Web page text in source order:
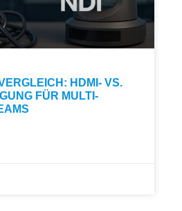
HDMI- VS. N
FÜR MULTI-K